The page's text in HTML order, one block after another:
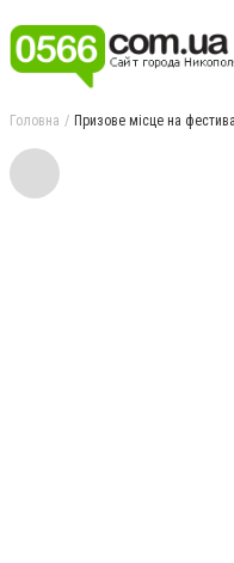
Головна Призове місце на